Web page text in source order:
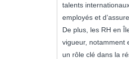
talents
employés et
De plus, les RH en
vigueur, notamment
un rôle clé dans la